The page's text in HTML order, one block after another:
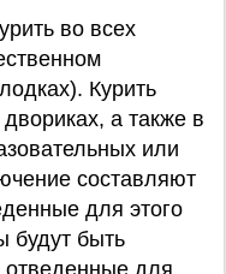
во всех
Курить
а также в
или
составляют
для этого
будут быть
для